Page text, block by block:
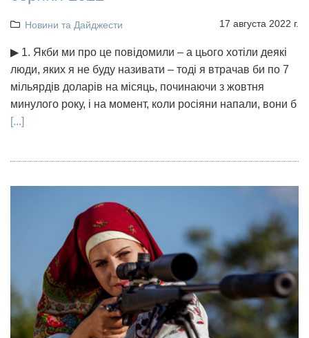
Новини та Дайджести 17 августа 2022 г.
▶ 1. Якби ми про це повідомили – а цього хотіли деякі
люди, яких я не буду називати – тоді я втрачав би по 7
мільярдів доларів на місяць, починаючи з жовтня
минулого року, і на момент, коли росіяни напали, вони б
[...]